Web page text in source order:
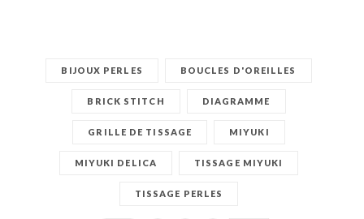
BIJOUX PERLES BOUCLES D'OREILLES
BRICK STITCH DIAGRAMME
GRILLE DE TISSAGE MIYUKI
MIYUKI DELICA TISSAGE MIYUKI
TISSAGE PERLES